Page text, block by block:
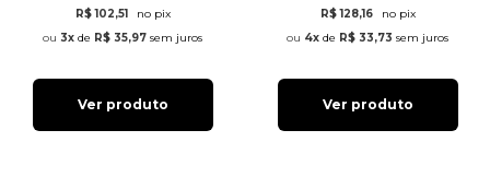
R$ 102,51
no pix
3x de R$ 35,97 sem juros
Ver produto
R$ 128,16
no pix
4x de R$ 33,73 sem juros
Ver produto